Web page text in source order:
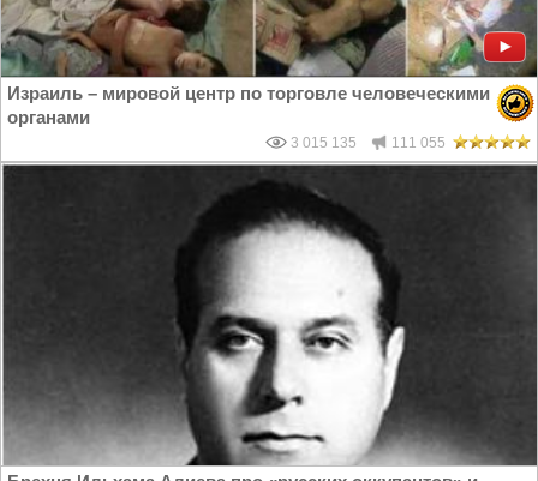
Израиль – мировой центр по торговле человеческими
органами
3 015 135 111 055